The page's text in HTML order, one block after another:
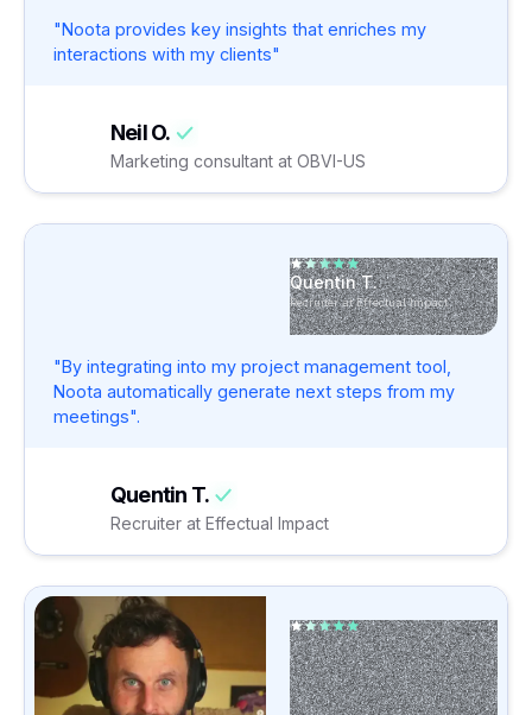
"Noota provides key insights that enriches my
interactions with my clients"
Neil O.
Marketing consultant at OBVI-US
Quentin T.
Recruiter at Effectual Impact
"By integrating into my project management tool,
Noota automatically generate next steps from my
meetings".
Quentin T.
Recruiter at Effectual Impact